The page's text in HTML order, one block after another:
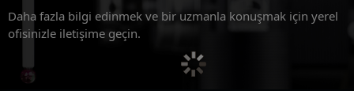
Daha fazla bilgi edinmek ve bir uzmanla konuşmak için yerel
ofisinizle iletişime geçin.